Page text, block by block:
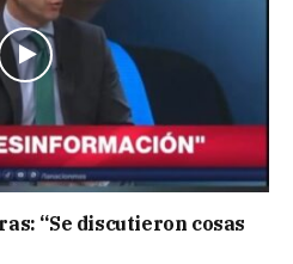
“Se discutieron cosas